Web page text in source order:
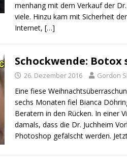
men­hang mit dem Ver­kauf der
vie­le. Hin­zu kam mit Sicher­heit
Inter­net, […]
Schockwende:
26. Dezember 2016 Gordon
Eine fie­se
sechs Mona­ten fiel Bian­ca
Bera­tern in den Rücken. In einer
damals, dass die Dr. Juch­heim
Pho­to­shop gefälscht wer­den.